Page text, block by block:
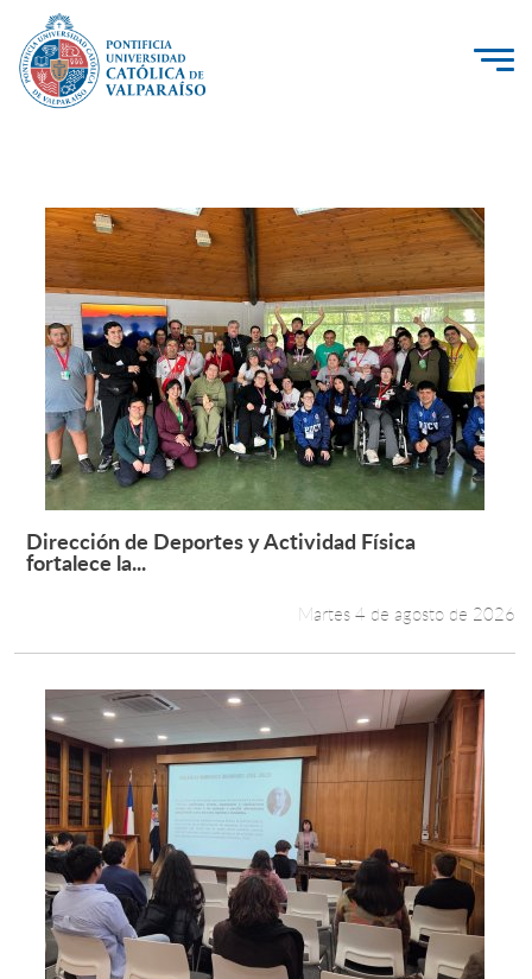
PUCV Internacional
Vinculación con el Medio
Admisión
Pregrado
Postgrado
Formación Continua
Funcionarios
Alumni
English
Leer más +
Dirección de Deportes y Actividad Física
fortalece la...
Martes 4 de agosto de 2026